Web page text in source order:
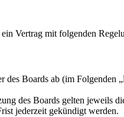
Vertrag mit folgenden
Boards ab (im Folgenden
des Boards gelten jeweils
jederzeit gekündigt werden.